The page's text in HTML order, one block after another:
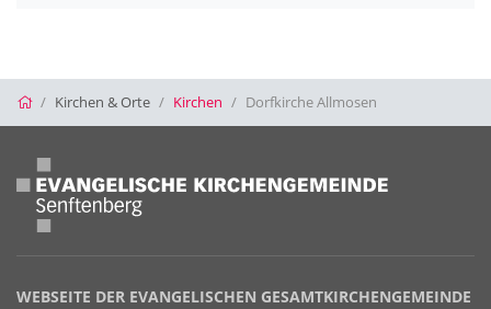
Startseite
Kirchen & Orte Kirchen Dorfkirche Allmosen
WEBSEITE DER EVANGELISCHEN GESAMTKIRCHENGEMEINDE